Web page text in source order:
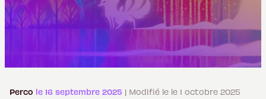
Perco le 16 septembre 2025 | Modifié le le 1 octobre 2025